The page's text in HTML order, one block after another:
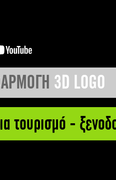
3D LOGO
τουρισμό -